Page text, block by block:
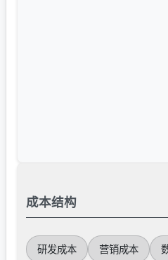
成本结构
研发成本 营销成本